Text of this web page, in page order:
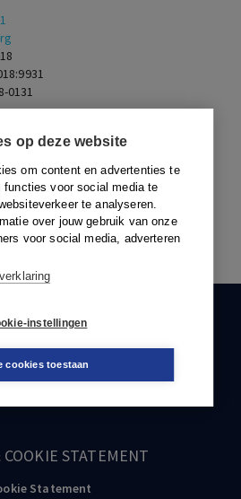
op deze website
om content en advertenties te
functies voor social media te
te analyseren.
over jouw gebruik van onze
voor social media, adverteren
instellingen
cookies toestaan
0131
COOKIE STATEMENT
Statement